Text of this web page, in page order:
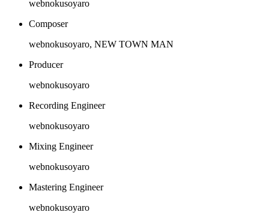
webnokusoyaro
Composer
webnokusoyaro, NEW TOWN MAN
Producer
webnokusoyaro
Recording Engineer
webnokusoyaro
Mixing Engineer
webnokusoyaro
Mastering Engineer
webnokusoyaro